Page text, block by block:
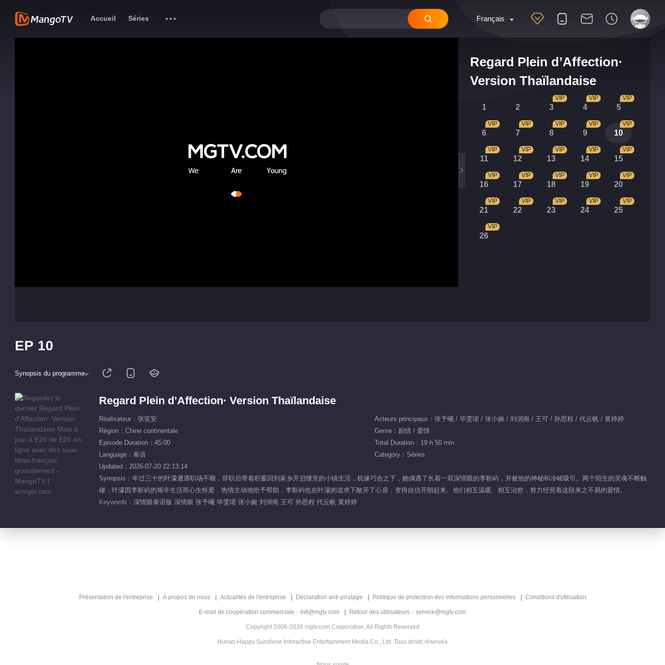
Français
Accueil Séries
Regard Plein d’Affection·
Version Thaïlandaise
1 2 3
VIP
4
VIP
5
VIP
6
VIP
7
VIP
8
VIP
9
VIP
10
VIP
11
VIP
12
VIP
13
VIP
14
VIP
15
VIP
16
VIP
17
VIP
18
VIP
19
VIP
20
VIP
21
VIP
22
VIP
23
VIP
24
VIP
25
VIP
26
VIP
EP 10
Synopsis du programme
Regard Plein d’Affection· Version Thaïlandaise
Réalisateur：张笑安
Acteurs principaux：张予曦 / 毕雯珺 / 张小婉 / 刘润南 / 王可 / 孙思程 / 代云帆 / 黄婷婷
Région：Chine continentale
Genre：剧情 / 爱情
Episode Duration：45:00
Total Duration：19 h 50 min
Language：泰语
Category：Séries
Updated：2026-07-20 22:13:14
Synopsis：年过三十的叶濛遭遇职场不顺，辞职后带着积蓄回到家乡开启惬意的小镇生活，机缘巧合之下，她偶遇了长着一双深情眼的李靳屿，并被他的神秘和冷峻吸引。两个陌生的灵魂不断触
碰，叶濛因李靳屿的艰辛生活而心生怜爱，热情主动地给予帮助，李靳屿也在叶濛的追求下敞开了心扉，变得自信开朗起来。他们相互温暖、相互治愈，努力经营着这段来之不易的爱情。
Keywords： 深情眼泰语版 深情眼 张予曦 毕雯珺 张小婉 刘润南 王可 孙思程 代云帆 黄婷婷
Présentation de l'entreprise À propos de nous Actualités de l'entreprise Déclaration anti-piratage Politique de protection des informations personnelles Conditions d'utilisation
E-mail de coopération commerciale：intl@mgtv.com Retour des utilisateurs：service@mgtv.com
Copyright 2006-2026 mgtv.com Corporation, All Rights Reserved
Hunan Happy Sunshine Interactive Entertainment Media Co., Ltd. Tous droits réservés